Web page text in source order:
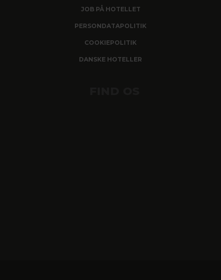
JOB PÅ HOTELLET
PERSONDATAPOLITIK
COOKIEPOLITIK
DANSKE HOTELLER